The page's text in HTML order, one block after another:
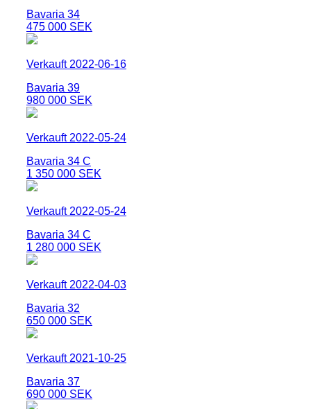
Bavaria 34
475 000 SEK
Verkauft 2022-06-16
Bavaria 39
980 000 SEK
Verkauft 2022-05-24
Bavaria 34 C
1 350 000 SEK
Verkauft 2022-05-24
Bavaria 34 C
1 280 000 SEK
Verkauft 2022-04-03
Bavaria 32
650 000 SEK
Verkauft 2021-10-25
Bavaria 37
690 000 SEK